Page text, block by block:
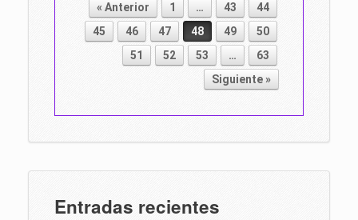
Post navigation
« Anterior 1 … 43
44
45
46 47 48 49
50
51
52 53 …
63
Siguiente »
Entradas recientes